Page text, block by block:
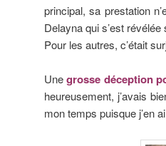
principal, sa prestation
Delayna qui s’est
Pour les autres, c’était
Unegrosse déception
heureusement, j’avais
mon temps puisque j’en